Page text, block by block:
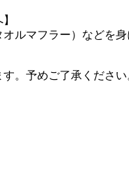
ルマフラー）などを
。予めご了承ください